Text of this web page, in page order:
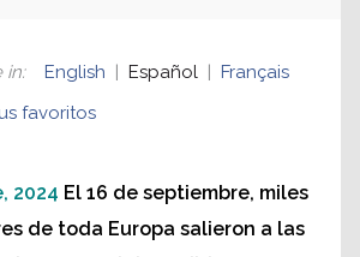
favoritos
in: English Español Français
2024 El 16 de septiembre, miles
de toda Europa salieron a las